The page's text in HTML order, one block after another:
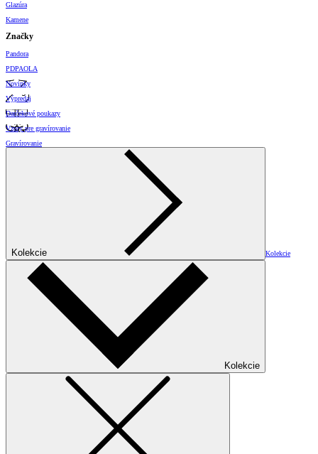
Glazúra
Kamene
Značky
Pandora
PDPAOLA
Novinky
Výpredaj
Darčekové poukazy
Vzory pre gravírovanie
Gravírovanie
Kolekcie Kolekcie
Kolekcie